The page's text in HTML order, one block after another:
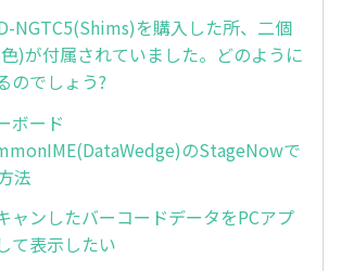
NGTC5(Shims)を購入した所、二個
)が付属されていました。どのように
のでしょう?
ボード
のStageNowで
法
ャンしたバーコードデータをPCアプ
て表示したい